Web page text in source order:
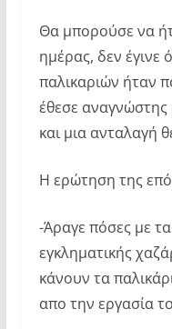
Θα μπορούσε να
ημέρας, δεν έγινε
παλικαριών ήταν
έθεσε αναγνώστης
και μια ανταλαγή
Η ερώτηση της
-Άραγε πόσες με
εγκληματικής
κάνουν τα
απο την εργασία